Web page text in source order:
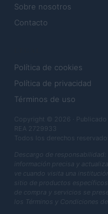
Sobre nosotros
Contacto
Política de cookies
Política de privacidad
Términos de uso
Copyright © 2026 ·
REA 2729933
Todos los derechos
Descargo de responsabilidad:
información precisa y
ve cuando visita una
sitio de productos
de compra y servicios se
los Términos y Condiciones